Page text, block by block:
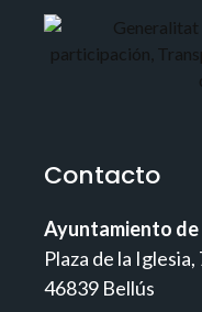
Contacto
Ayuntamiento de
Plaza de la Iglesia,
46839 Bellús